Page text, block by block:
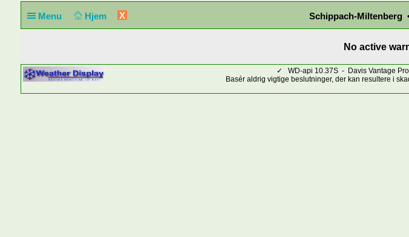
Menu Hjem X Schippach-Miltenberg
No active
✓
WD-api 10.37S - Davis Vantage
Basér aldrig vigtige beslutninger, der kan resultere i